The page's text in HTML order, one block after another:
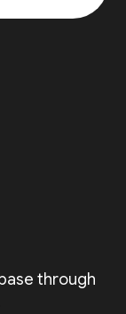
through